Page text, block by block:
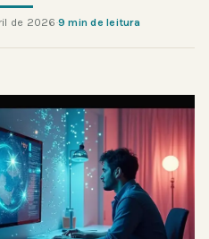
de 2026·9 min de leitura